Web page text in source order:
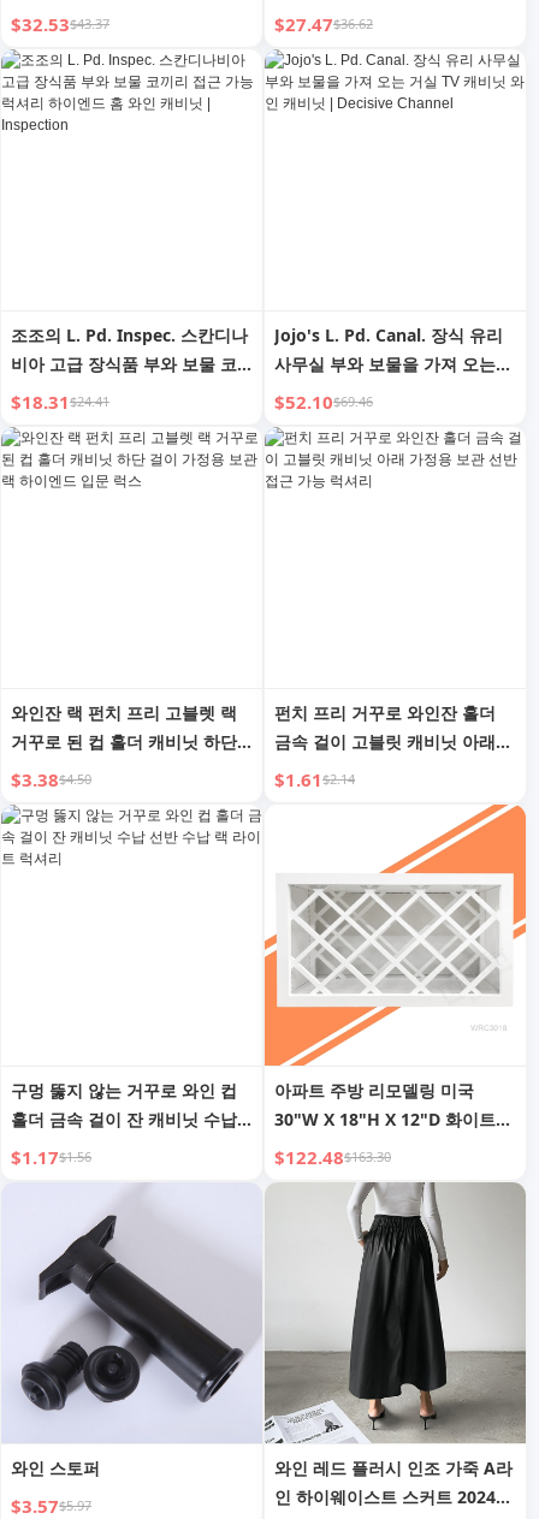
비닛 장식 | 썩은 소녀
$32.53$43.37
장식 | 린 얀
$27.47$36.62
조조의 L. Pd. Inspec. 스칸디나
비아 고급 장식품 부와 보물 코
끼리 접근 가능 럭셔리 하이엔드
홈 와인 캐비닛 | Inspection
$18.31$24.41
Jojo's L. Pd. Canal. 장식 유리
사무실 부와 보물을 가져 오는
거실 TV 캐비닛 와인 캐비닛 |
Decisive Channel
$52.10$69.46
와인잔 랙 펀치 프리 고블렛 랙
거꾸로 된 컵 홀더 캐비닛 하단
걸이 가정용 보관 랙 하이엔드
입문 럭스
$3.38$4.50
펀치 프리 거꾸로 와인잔 홀더
금속 걸이 고블릿 캐비닛 아래
가정용 보관 선반 접근 가능 럭
$1.61$2.14
구멍 뚫지 않는 거꾸로 와인 컵
홀더 금속 걸이 잔 캐비닛 수납
선반 수납 랙 라이트 럭셔리
$1.17$1.56
아파트 주방 리모델링 미국
30"W X 18"H X 12"D 화이트
우드 와인 랙 무료 배송
WRC3018 주방 벽 캐비닛
$122.48$163.30
와인 스토퍼
$3.57$5.97
와인 레드 플러시 인조 가죽 A라
인 하이웨이스트 스커트 2024